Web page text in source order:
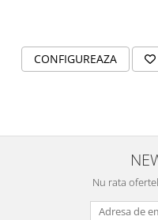
CONFIGUREAZA
Nu rata